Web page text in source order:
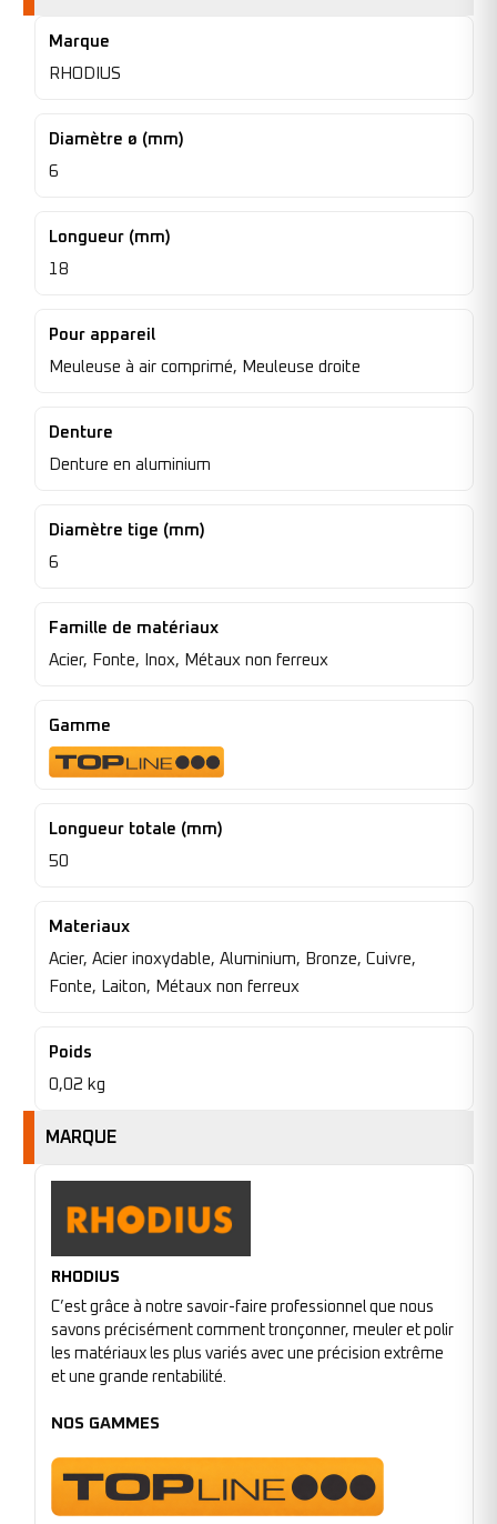
Marque
RHODIUS
Diamètre ø (mm)
6
Longueur (mm)
18
Pour appareil
Meuleuse à air comprimé, Meuleuse droite
Denture
Denture en aluminium
Diamètre tige (mm)
6
Famille de matériaux
Acier, Fonte, Inox, Métaux non ferreux
Gamme
Longueur totale (mm)
50
Materiaux
Acier, Acier inoxydable, Aluminium, Bronze, Cuivre,
Fonte, Laiton, Métaux non ferreux
Poids
0,02 kg
MARQUE
RHODIUS
C’est grâce à notre savoir-faire professionnel que nous
savons précisément comment tronçonner, meuler et polir
les matériaux les plus variés avec une précision extrême
et une grande rentabilité.
NOS GAMMES